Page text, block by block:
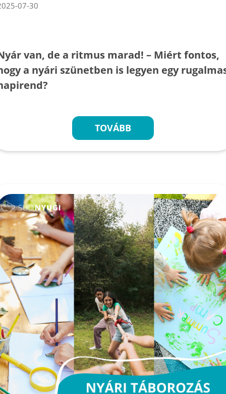
07-30
van, de a ritmus marad! – Miért fontos,
a nyári szünetben is legyen egy
TOVÁBB